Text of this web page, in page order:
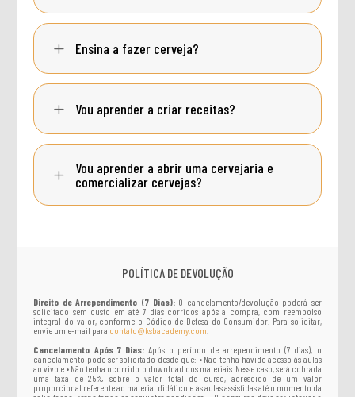
L Ensina a fazer cerveja?
L Vou aprender a criar receitas?
L
Vou aprender a abrir uma cervejaria e
comercializar cervejas?
POLÍTICA DE DEVOLUÇÃO
Direito de Arrependimento (7 Dias):O cancelamento/devolução poderá ser
solicitado sem custo em até 7 dias corridos após a compra, com reembolso
integral do valor, conforme o Código de Defesa do Consumidor. Para solicitar,
envie um e-mail para contato@ksbacademy.com
Cancelamento Após 7 Dias:Após o período de arrependimento (7 dias), o
cancelamento pode ser solicitado desde que: • Não tenha havido acesso às aulas
ao vivo e • Não tenha ocorrido o download dos materiais. Nesse caso, será cobrada
uma taxa de 25% sobre o valor total do curso, acrescido de um valor
proporcional referente ao material didático e às aulas assistidas até o momento da